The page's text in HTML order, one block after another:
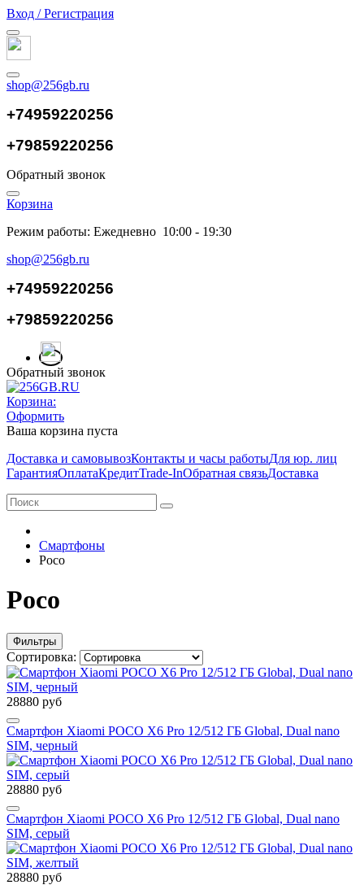
Вход / Регистрация
shop@256gb.ru
+74959220256
+79859220256
Обратный звонок
Корзина
Режим работы: Ежедневно 10:00 - 19:30
shop@256gb.ru
+74959220256
+79859220256
Обратный звонок
Корзина:
Оформить
Ваша корзина пуста
Доставка и самовывозКонтакты и часы работыДля юр. лиц
ГарантияОплатаКредитTrade-InОбратная связьДоставка
Смартфоны
Poco
Poco
Фильтры
Сортировка:
28880 руб
Смартфон Xiaomi POCO X6 Pro 12/512 ГБ Global, Dual nano
SIM, черный
28880 руб
Смартфон Xiaomi POCO X6 Pro 12/512 ГБ Global, Dual nano
SIM, серый
28880 руб